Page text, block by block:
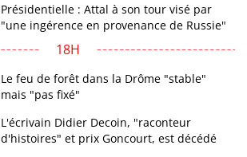
Présidentielle : Attal à son tour visé par
"une ingérence en provenance de Russie"
18H
Le feu de forêt dans la Drôme "stable"
mais "pas fixé"
L'écrivain Didier Decoin, "raconteur
d'histoires" et prix Goncourt, est décédé